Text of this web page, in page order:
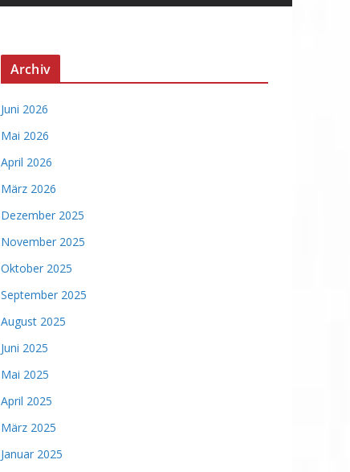
Archiv
Juni 2026
Mai 2026
April 2026
März 2026
Dezember 2025
November 2025
Oktober 2025
September 2025
August 2025
Juni 2025
Mai 2025
April 2025
März 2025
Januar 2025